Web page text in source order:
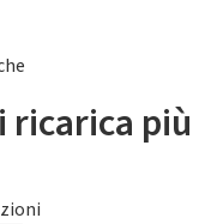
ricarica più